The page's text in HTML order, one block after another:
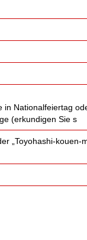
Nationalfeiertag
(erkundigen Sie s
„Toyohashi-kouen-